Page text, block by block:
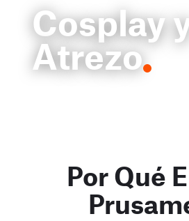
Cosplay
Atrezo
Por Qué